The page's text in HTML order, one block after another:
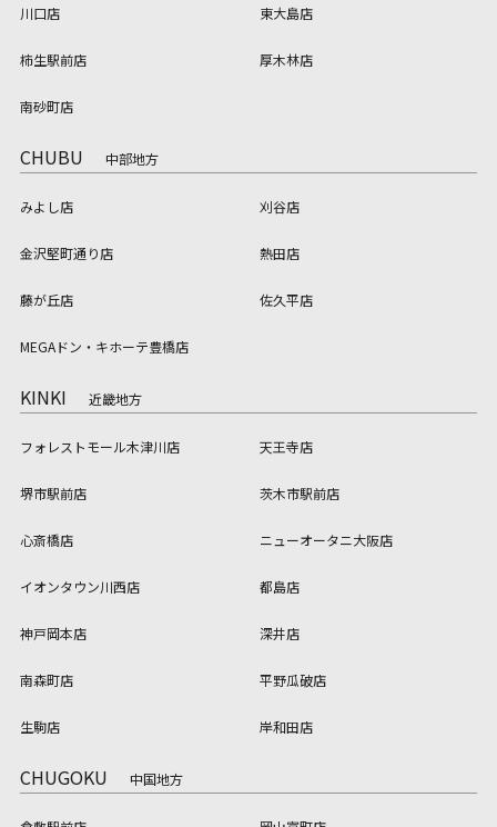
川口店 東大島店
柿生駅前店 厚木林店
南砂町店
CHUBU 中部地方
みよし店 刈谷店
金沢堅町通り店 熱田店
藤が丘店 佐久平店
MEGAドン・キホーテ豊橋店
KINKI 近畿地方
フォレストモール木津川店 天王寺店
堺市駅前店 茨木市駅前店
心斎橋店 ニューオータニ大阪店
イオンタウン川西店 都島店
神戸岡本店 深井店
南森町店 平野瓜破店
生駒店 岸和田店
CHUGOKU 中国地方